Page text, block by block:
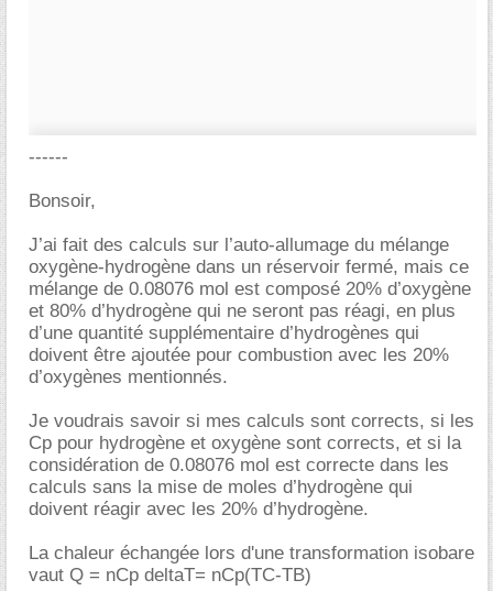
------
Bonsoir,
J’ai fait des calculs sur l’auto-allumage du mélange
oxygène-hydrogène dans un réservoir fermé, mais ce
mélange de 0.08076 mol est composé 20% d’oxygène
et 80% d’hydrogène qui ne seront pas réagi, en plus
d’une quantité supplémentaire d’hydrogènes qui
doivent être ajoutée pour combustion avec les 20%
d’oxygènes mentionnés.
Je voudrais savoir si mes calculs sont corrects, si les
Cp pour hydrogène et oxygène sont corrects, et si la
considération de 0.08076 mol est correcte dans les
calculs sans la mise de moles d’hydrogène qui
doivent réagir avec les 20% d’hydrogène.
La chaleur échangée lors d'une transformation isobare
vaut Q = nCp deltaT= nCp(TC-TB)